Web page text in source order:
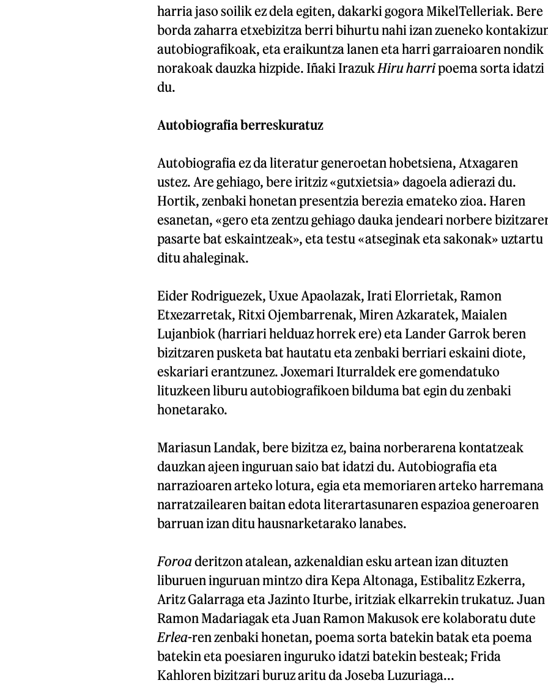
harria jaso soilik ez dela egiten, dakarki gogora MikelTelleriak. Bere
borda zaharra etxebizitza berri bihurtu nahi izan zueneko
autobiografikoak, eta eraikuntza lanen eta harri garraioaren nondik
norakoak dauzka hizpide. Iñaki Irazuk Hiru harripoema sorta idatzi
du.
Autobiografia berreskuratuz
Autobiografia ez da literatur generoetan hobetsiena, Atxagaren
ustez. Are gehiago, bere iritziz «gutxietsia» dagoela adierazi du.
Hortik, zenbaki honetan presentzia berezia emateko zioa. Haren
esanetan, «gero eta zentzu gehiago dauka jendeari norbere
pasarte bat eskaintzeak», eta testu «atseginak eta sakonak» uztartu
ditu ahaleginak.
Eider Rodriguezek, Uxue Apaolazak, Irati Elorrietak, Ramon
Etxezarretak, Ritxi Ojembarrenak, Miren Azkaratek, Maialen
Lujanbiok (harriari helduaz horrek ere) eta Lander Garrok beren
bizitzaren pusketa bat hautatu eta zenbaki berriari eskaini diote,
eskariari erantzunez. Joxemari Iturraldek ere gomendatuko
lituzkeen liburu autobiografikoen bilduma bat egin du zenbaki
honetarako.
Mariasun Landak, bere bizitza ez, baina norberarena kontatzeak
dauzkan ajeen inguruan saio bat idatzi du. Autobiografia eta
narrazioaren arteko lotura, egia eta memoriaren arteko harremana
narratzailearen baitan edota literartasunaren espazioa generoaren
barruan izan ditu hausnarketarako lanabes.
Foroaderitzon atalean, azkenaldian esku artean izan dituzten
liburuen inguruan mintzo dira Kepa Altonaga, Estibalitz Ezkerra,
Aritz Galarraga eta Jazinto Iturbe, iritziak elkarrekin trukatuz. Juan
Ramon Madariagak eta Juan Ramon Makusok ere kolaboratu dute
Erlea-ren zenbaki honetan, poema sorta batekin batak eta poema
batekin eta poesiaren inguruko idatzi batekin besteak; Frida
Kahloren bizitzari buruz aritu da Joseba Luzuriaga...